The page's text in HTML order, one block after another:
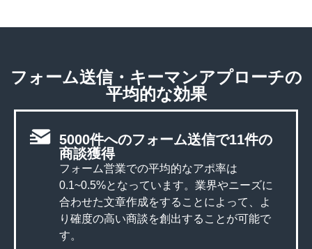
フォーム送信・キーマンアプローチの
平均的な効果
5000件へのフォーム送信で11件の
商談獲得
フォーム営業での平均的なアポ率は
0.1~0.5%となっています。業界やニーズに
合わせた文章作成をすることによって、よ
り確度の高い商談を創出することが可能で
す。